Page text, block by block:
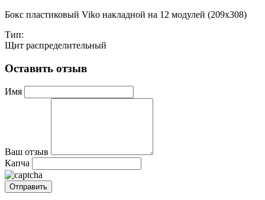
Бокс пластиковый Viko накладной на 12 модулей (209х308)
Тип:
Щит распределительный
Оставить отзыв
Имя
Ваш отзыв
Капча